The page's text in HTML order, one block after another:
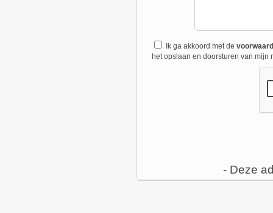
Ik ga akkoord met de
het opslaan en doorsturen van
- Deze